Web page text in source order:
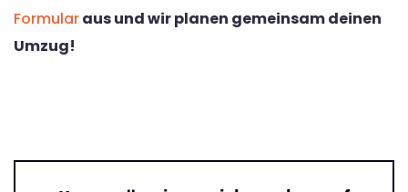
Formularaus und wir planen gemeinsam deinen
Umzug!